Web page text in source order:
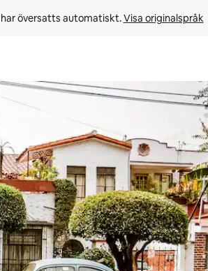
översatts automatiskt. Visa originalspråk
utforska genom att trycka eller svepa.